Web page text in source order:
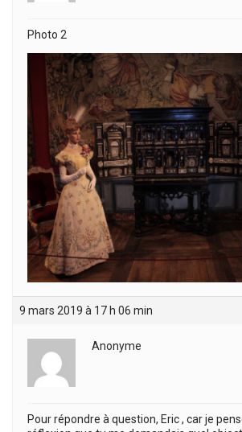
Photo 2
9 mars 2019 à 17 h 06 min
Anonyme
Pour répondre à question, Eric , car je